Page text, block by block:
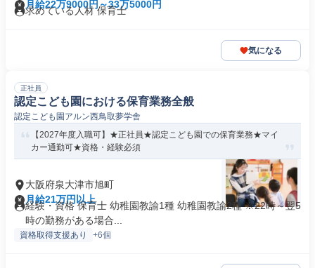
月給22万9000円～33万5000円
求めている人材 保育士
気になる
正社員
認定こども園における保育業務全般
認定こども園アルン西鳥取夢学舎
【2027年度入職可】★正社員★認定こども園での保育業務★マイ
カー通勤可★資格・経験必須
大阪府泉大津市旭町
月給21万円以上
経験・資格 保育士 幼稚園教諭1種 幼稚園教諭2種 ※22時～翌5
時の勤務がある場合...
資格取得支援あり +6個